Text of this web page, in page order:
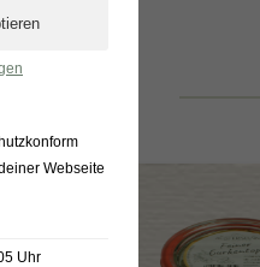
Webseite
Uhr